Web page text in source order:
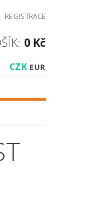
REGISTRACE
CZK EUR
0 Kč